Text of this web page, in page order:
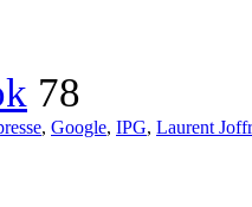
78
, Google, IPG, Laurent